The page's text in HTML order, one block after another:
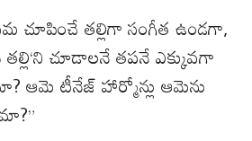
చూపించే తల్లిగాసంగీత ఉండగా,
తల్లి‘ని చూడాలనేతపనేఎక్కువగా
?ఆమె టీనేజ్హార్మోన్లు ఆమెను
?”